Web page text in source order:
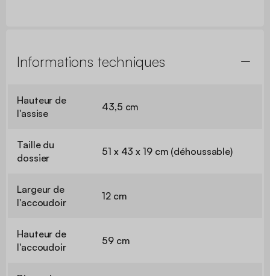
Informations techniques
Hauteur de
l'assise
43,5 cm
Taille du
dossier
51 x 43 x 19 cm (déhoussable)
Largeur de
l'accoudoir
12 cm
Hauteur de
l'accoudoir
59 cm